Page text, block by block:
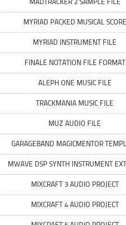
MADTRACKER 2 SAMPLE FILE
MYRIAD PACKED MUSICAL SCORE
MYRIAD INSTRUMENT FILE
FINALE NOTATION FILE FORMAT
ALEPH ONE MUSIC FILE
TRACKMANIA MUSIC FILE
MUZ AUDIO FILE
GARAGEBAND MAGICMENTOR
MWAVE DSP SYNTH INSTRUMENT
MIXCRAFT 3 AUDIO PROJECT
MIXCRAFT 4 AUDIO PROJECT